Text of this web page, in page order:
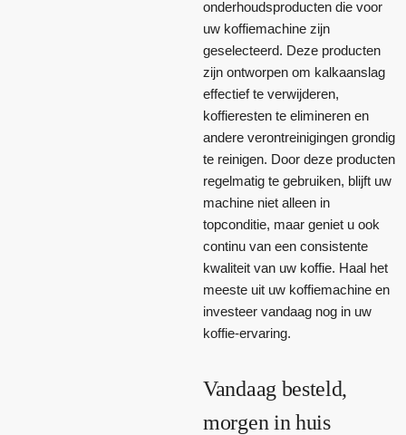
onderhoudsproducten die voor
uw koffiemachine zijn
geselecteerd. Deze producten
zijn ontworpen om kalkaanslag
effectief te verwijderen,
koffieresten te elimineren en
andere verontreinigingen grondig
te reinigen. Door deze producten
regelmatig te gebruiken, blijft uw
machine niet alleen in
topconditie, maar geniet u ook
continu van een consistente
kwaliteit van uw koffie. Haal het
meeste uit uw koffiemachine en
investeer vandaag nog in uw
koffie-ervaring.
Vandaag besteld,
morgen in huis